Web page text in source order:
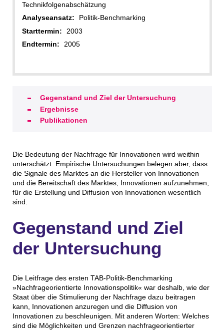
Technikfolgenabschätzung
Analyseansatz:
Politik-Benchmarking
Starttermin:
2003
Endtermin:
2005
Gegenstand und Ziel der Untersuchung
Ergebnisse
Publikationen
Die Bedeutung der Nachfrage für Innovationen wird weithin
unterschätzt. Empirische Untersuchungen belegen aber, dass
die Signale des Marktes an die Hersteller von Innovationen
und die Bereitschaft des Marktes, Innovationen aufzunehmen,
für die Erstellung und Diffusion von Innovationen wesentlich
sind.
Gegenstand und Ziel
der Untersuchung
Die Leitfrage des ersten TAB-Politik-Benchmarking
»Nachfrageorientierte Innovationspolitik« war deshalb, wie der
Staat über die Stimulierung der Nachfrage dazu beitragen
kann, Innovationen anzuregen und die Diffusion von
Innovationen zu beschleunigen. Mit anderen Worten: Welches
sind die Möglichkeiten und Grenzen nachfrageorientierter